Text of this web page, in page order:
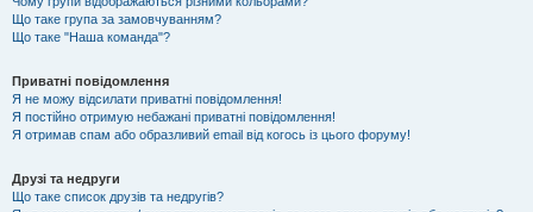
Що таке група за замовчуванням?
Що таке "Наша команда"?
Приватні повідомлення
Я не можу відсилати приватні повідомлення!
Я постійно отримую небажані приватні повідомлення!
Я отримав спам або образливий email від когось із цього форуму!
Друзі та недруги
Що таке список друзів та недругів?